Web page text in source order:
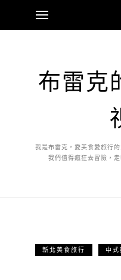
布雷克
我是布雷克，愛美食愛旅行
我們值得瘋狂去冒險，
新北美食旅行 中式